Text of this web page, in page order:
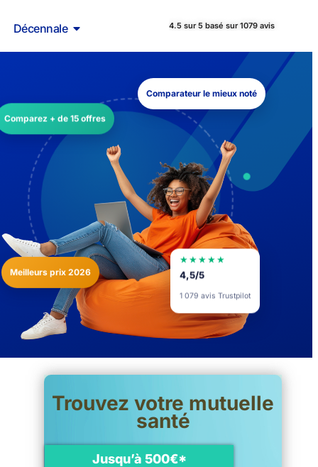
Décennale 4.5 sur 5 basé sur 1079 avis
Comparez + de 15 offres
Meilleurs prix 2026
Comparateur le mieux noté
★★★★★
4,5/5
1 079 avis Trustpilot
Trouvez votre mutuelle
santé
Jusqu’à 500€*